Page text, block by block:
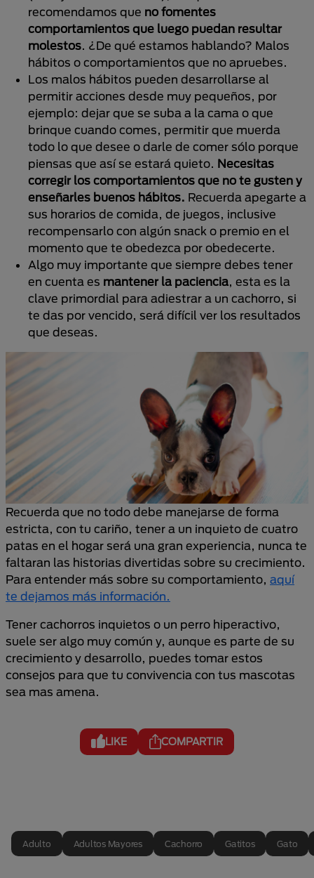
recomendamos que no fomentes
comportamientos que luego puedan resultar
molestos. ¿De qué estamos hablando? Malos
hábitos o comportamientos que no apruebes.
Los malos hábitos pueden desarrollarse al
permitir acciones desde muy pequeños, por
ejemplo: dejar que se suba a la cama o que
brinque cuando comes, permitir que muerda
todo lo que desee o darle de comer sólo porque
piensas que así se estará quieto. Necesitas
corregir los comportamientos que no te gusten y
enseñarles buenos hábitos. Recuerda apegarte a
sus horarios de comida, de juegos, inclusive
recompensarlo con algún snack o premio en el
momento que te obedezca por obedecerte.
Algo muy importante que siempre debes tener
en cuenta es mantener la paciencia, esta es la
clave primordial para adiestrar a un cachorro, si
te das por vencido, será difícil ver los resultados
que deseas.
Recuerda que no todo debe manejarse de forma
estricta, con tu cariño, tener a un inquieto de cuatro
patas en el hogar será una gran experiencia, nunca te
faltaran las historias divertidas sobre su crecimiento.
Para entender más sobre su comportamiento, aquí
te dejamos más información.
Tener cachorros inquietos o un perro hiperactivo,
suele ser algo muy común y, aunque es parte de su
crecimiento y desarrollo, puedes tomar estos
consejos para que tu convivencia con tus mascotas
sea mas amena.
LIKE COMPARTIR
Adulto Adultos Mayores Cachorro Gatitos Gato